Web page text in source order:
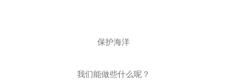
保护海洋
我们能做些什么呢？